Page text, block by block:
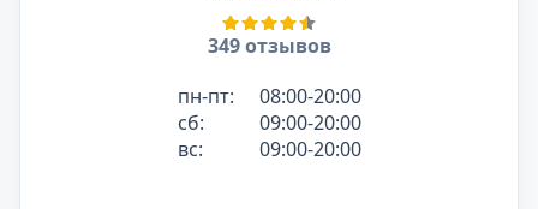
349 отзывов
пн-пт:
08:00-20:00
сб:
09:00-20:00
вс:
09:00-20:00